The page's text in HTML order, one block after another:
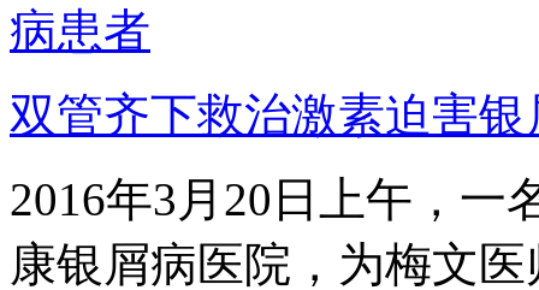
双管齐下救治激素迫害
2016年3月20日上午，一
康银屑病医院，为梅文